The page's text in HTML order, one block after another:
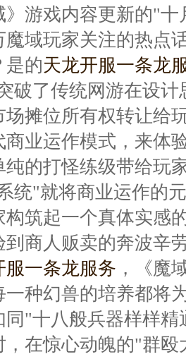
》游戏内容更新的"
魔域玩家关注的热点
是的天龙开服一条龙
破了传统网游在设
场摊位所有权转让给
商业运作模式，来体
的打怪练级带给玩
统"就将商业运作的
筑起一个真体实感
到商人贩卖的奔波辛
服一条龙服务 ，《魔
种幻兽的培养都将
同"十八般兵器样样
，在惊心动魄的"群